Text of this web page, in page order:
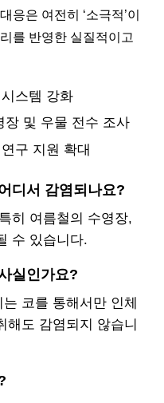
응은 여전히 ‘소극적’이
를 반영한 실질적이고
스템 강화
장 및 우물 전수 조사
구 지원 확대
디서 감염되나요?
히 여름철의 수영장,
수 있습니다.
실인가요?
코를 통해서만 인체
해도 감염되지 않습니